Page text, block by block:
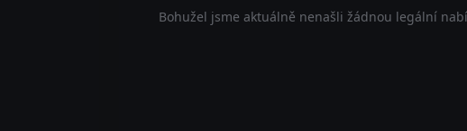
Bohužel jsme aktuálně nenašli žádnou legální